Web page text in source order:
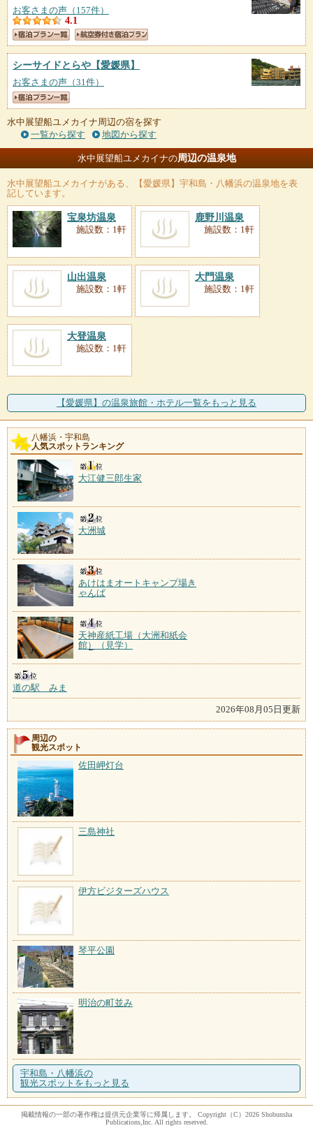
お客さまの声（157件）
4.1
シーサイドとらや 【愛媛県】
お客さまの声（31件）
水中展望船ユメカイナ周辺の宿を探す
一覧から探す
地図から探す
水中展望船ユメカイナの周辺の温泉地
水中展望船ユメカイナがある、【愛媛県】宇和島・八幡浜の温泉地を表
記しています。
宝泉坊温泉
施設数：1軒
鹿野川温泉
施設数：1軒
山出温泉
施設数：1軒
大門温泉
施設数：1軒
大登温泉
施設数：1軒
【愛媛県】の温泉旅館・ホテル一覧をもっと見る
八幡浜・宇和島
人気スポットランキング
大江健三郎生家
大洲城
あけはまオートキャンプ場き
ゃんぱ
天神産紙工場（大洲和紙会
館）（見学）
道の駅 みま
2026年08月05日更新
周辺の
観光スポット
佐田岬灯台
三島神社
伊方ビジターズハウス
琴平公園
明治の町並み
宇和島・八幡浜の
観光スポットをもっと見る
掲載情報の一部の著作権は提供元企業等に帰属します。 Copyright（C）2026 Shobunsha
Publications,Inc. All rights reserved.